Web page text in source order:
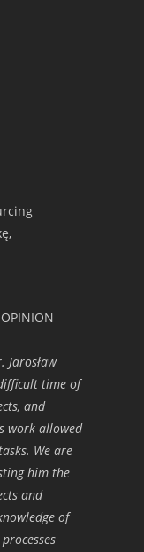
time of
and
work allowed
We are
him the
and
of